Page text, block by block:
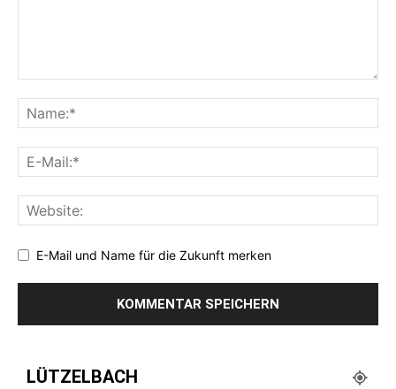
E-Mail und Name für die Zukunft merken
LÜTZELBACH